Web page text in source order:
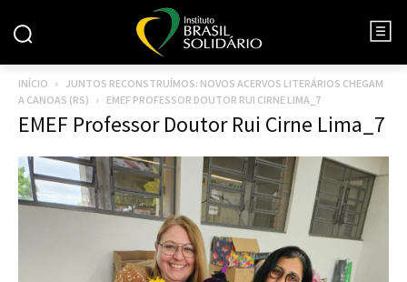
INÍCIO
JUNTOS RECONSTRUÍMOS: NOVOS ACERVOS LITERÁRIOS CHEGAM
A CANOAS (RS)
EMEF PROFESSOR DOUTOR RUI CIRNE LIMA_7
EMEF Professor Doutor Rui Cirne Lima_7